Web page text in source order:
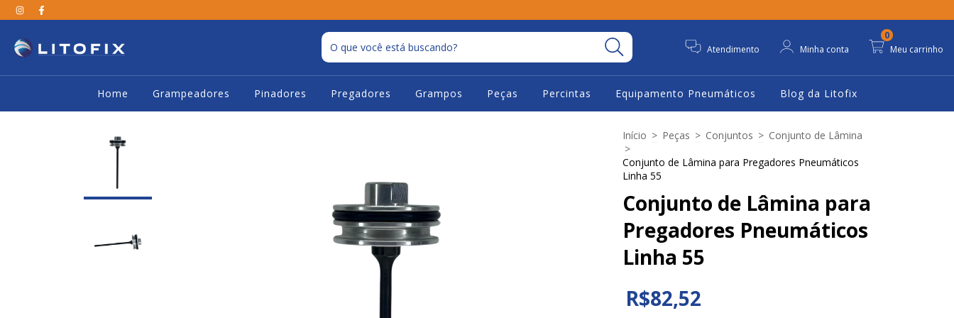
Atendimento Minha conta Meu carrinho
0
Home Grampeadores Pinadores Pregadores Grampos Peças Percintas Equipamento Pneumáticos Blog da Litofix
Início > Peças > Conjuntos > Conjunto de Lâmina
>
Conjunto de Lâmina para Pregadores Pneumáticos
Linha 55
Conjunto de Lâmina para
Pregadores Pneumáticos
Linha 55
R$82,52